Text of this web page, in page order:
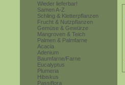
Wieder lieferbar!
Samen A-Z
Schling & Kletterpflanzen
Frucht & Nutzpflanzen
Gemüse & Gewürze
Mangroven & Teich
Palmen & Palmfarne
Acacia
Adenium
Baumfarne/Farne
Eucalyptus
Plumeria
Hibiskus
Passiflora